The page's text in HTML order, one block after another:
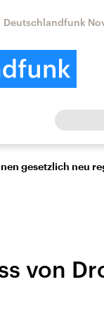
Deutschlandfunk
gesetzlich neu
von